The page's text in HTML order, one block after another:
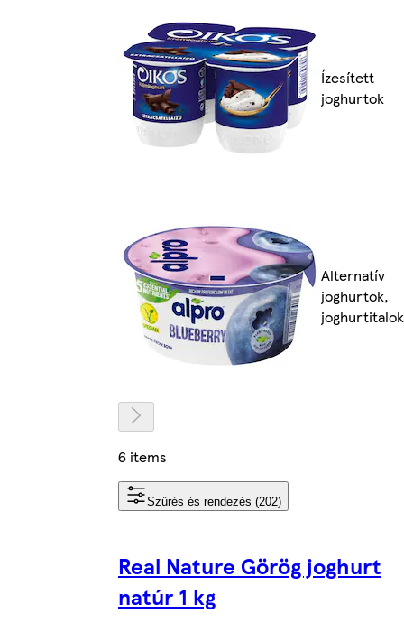
Ízesített
joghurtok
Alternatív
joghurtok,
joghurtitalok
6 items
Szűrés és rendezés (202)
Real Nature Görög joghurt
natúr 1 kg